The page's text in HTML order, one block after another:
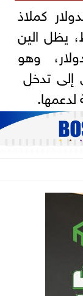
كملاذ
يظل الين
مستوى 160 للدولار، وهو
تدخل
لدعمها.